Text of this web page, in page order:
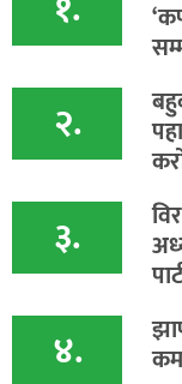
२.
३.
४.